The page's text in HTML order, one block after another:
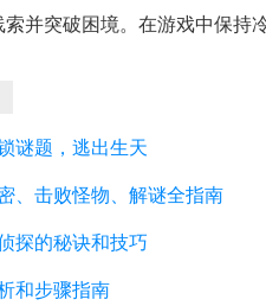
并突破困境。在游戏中保持
谜题，逃出生天
、击败怪物、解谜全指南
探的秘诀和技巧
和步骤指南